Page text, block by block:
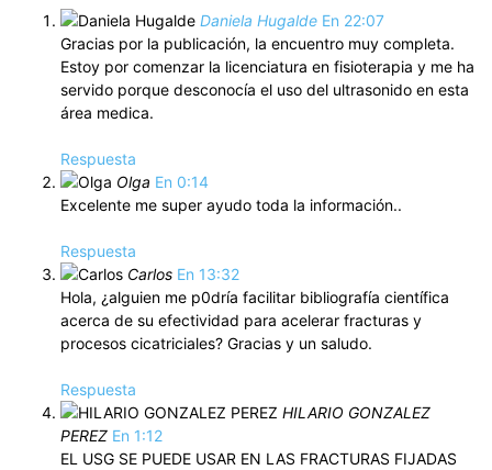
Daniela Hugalde En 22:07
Gracias por la publicación, la encuentro muy completa.
Estoy por comenzar la licenciatura en fisioterapia y me ha
servido porque desconocía el uso del ultrasonido en esta
área medica.
Respuesta
Olga En 0:14
Excelente me super ayudo toda la información..
Respuesta
Carlos En 13:32
Hola, ¿alguien me p0dría facilitar bibliografía científica
acerca de su efectividad para acelerar fracturas y
procesos cicatriciales? Gracias y un saludo.
Respuesta
HILARIO GONZALEZ
PEREZ En 1:12
EL USG SE PUEDE USAR EN LAS FRACTURAS FIJADAS